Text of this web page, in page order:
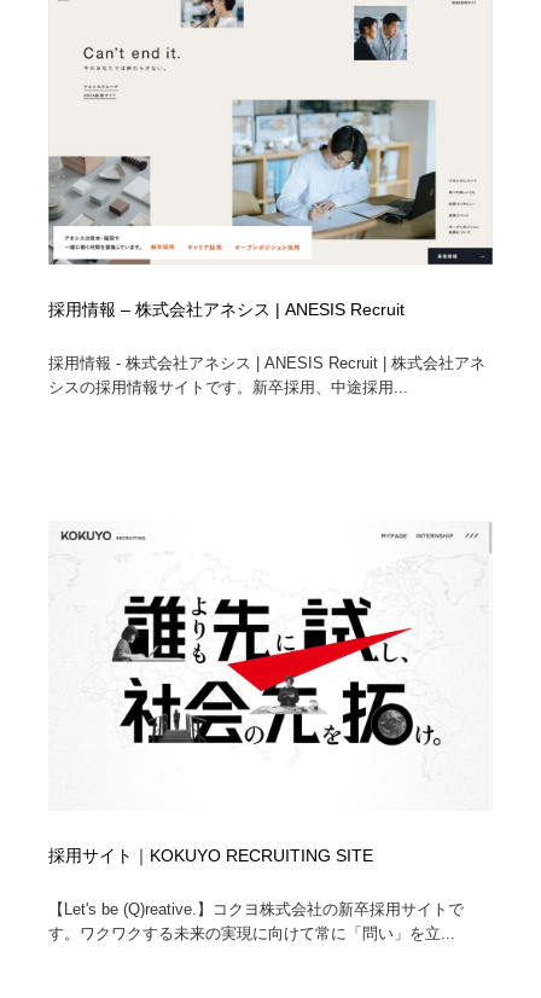
採用情報 – 株式会社アネシス | ANESIS Recruit
採用情報 - 株式会社アネシス | ANESIS Recruit | 株式会社アネ
シスの採用情報サイトです。新卒採用、中途採用...
採用サイト｜KOKUYO RECRUITING SITE
【Let's be (Q)reative.】コクヨ株式会社の新卒採用サイトで
す。ワクワクする未来の実現に向けて常に「問い」を立...